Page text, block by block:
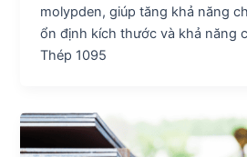
molypden, giúp tăng khả năng
ổn định kích thước và khả năng
Thép 1095